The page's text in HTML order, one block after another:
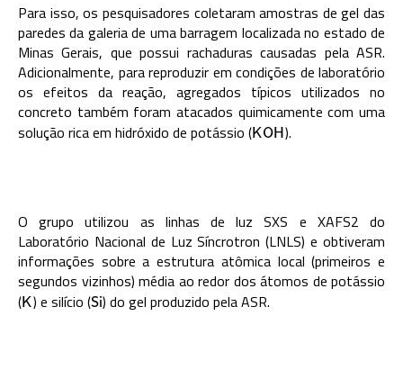
Para isso, os pesquisadores coletaram amostras de gel das
paredes da galeria de uma barragem localizada no estado de
Minas Gerais, que possui rachaduras causadas pela ASR.
Adicionalmente, para reproduzir em condições de laboratório
os efeitos da reação, agregados típicos utilizados no
concreto também foram atacados quimicamente com uma
solução rica em hidróxido de potássio (KOH
KOH ).
O grupo utilizou as linhas de luz SXS e XAFS2 do
Laboratório Nacional de Luz Síncrotron (LNLS) e obtiveram
informações sobre a estrutura atômica local (primeiros e
segundos vizinhos) média ao redor dos átomos de potássio
(K
K) e silício (Si
Si) do gel produzido pela ASR.